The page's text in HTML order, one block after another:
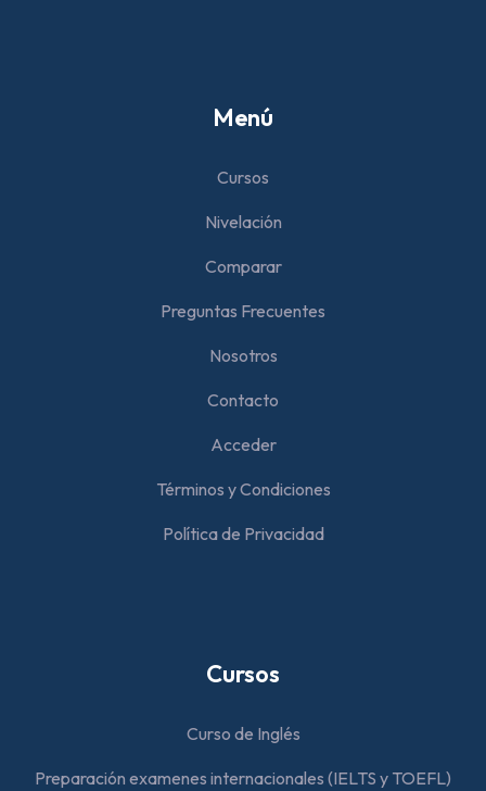
Menú
Cursos
Nivelación
Comparar
Preguntas Frecuentes
Nosotros
Contacto
Acceder
Términos y Condiciones
Política de Privacidad
Cursos
Curso de Inglés
Preparación examenes internacionales (IELTS y TOEFL)